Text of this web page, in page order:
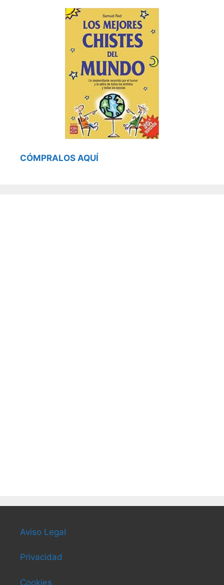
CÓMPRALOS AQUÍ
Aviso Legal
Privacidad
Cookies